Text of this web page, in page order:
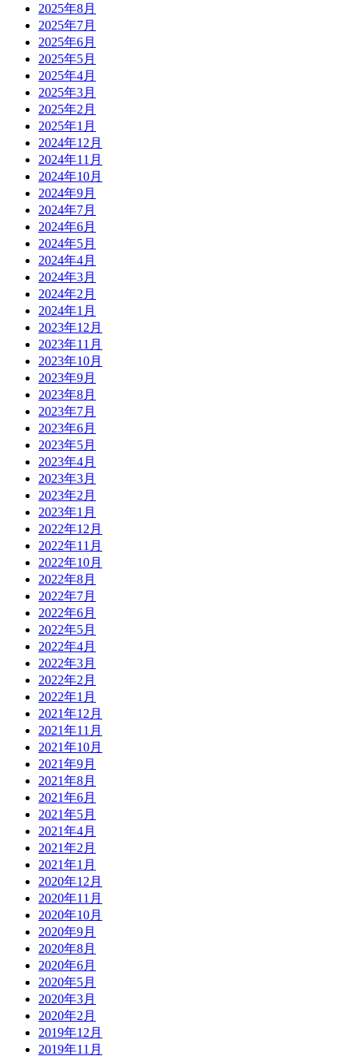
2025年8月
2025年7月
2025年6月
2025年5月
2025年4月
2025年3月
2025年2月
2025年1月
2024年12月
2024年11月
2024年10月
2024年9月
2024年7月
2024年6月
2024年5月
2024年4月
2024年3月
2024年2月
2024年1月
2023年12月
2023年11月
2023年10月
2023年9月
2023年8月
2023年7月
2023年6月
2023年5月
2023年4月
2023年3月
2023年2月
2023年1月
2022年12月
2022年11月
2022年10月
2022年8月
2022年7月
2022年6月
2022年5月
2022年4月
2022年3月
2022年2月
2022年1月
2021年12月
2021年11月
2021年10月
2021年9月
2021年8月
2021年6月
2021年5月
2021年4月
2021年2月
2021年1月
2020年12月
2020年11月
2020年10月
2020年9月
2020年8月
2020年6月
2020年5月
2020年3月
2020年2月
2019年12月
2019年11月